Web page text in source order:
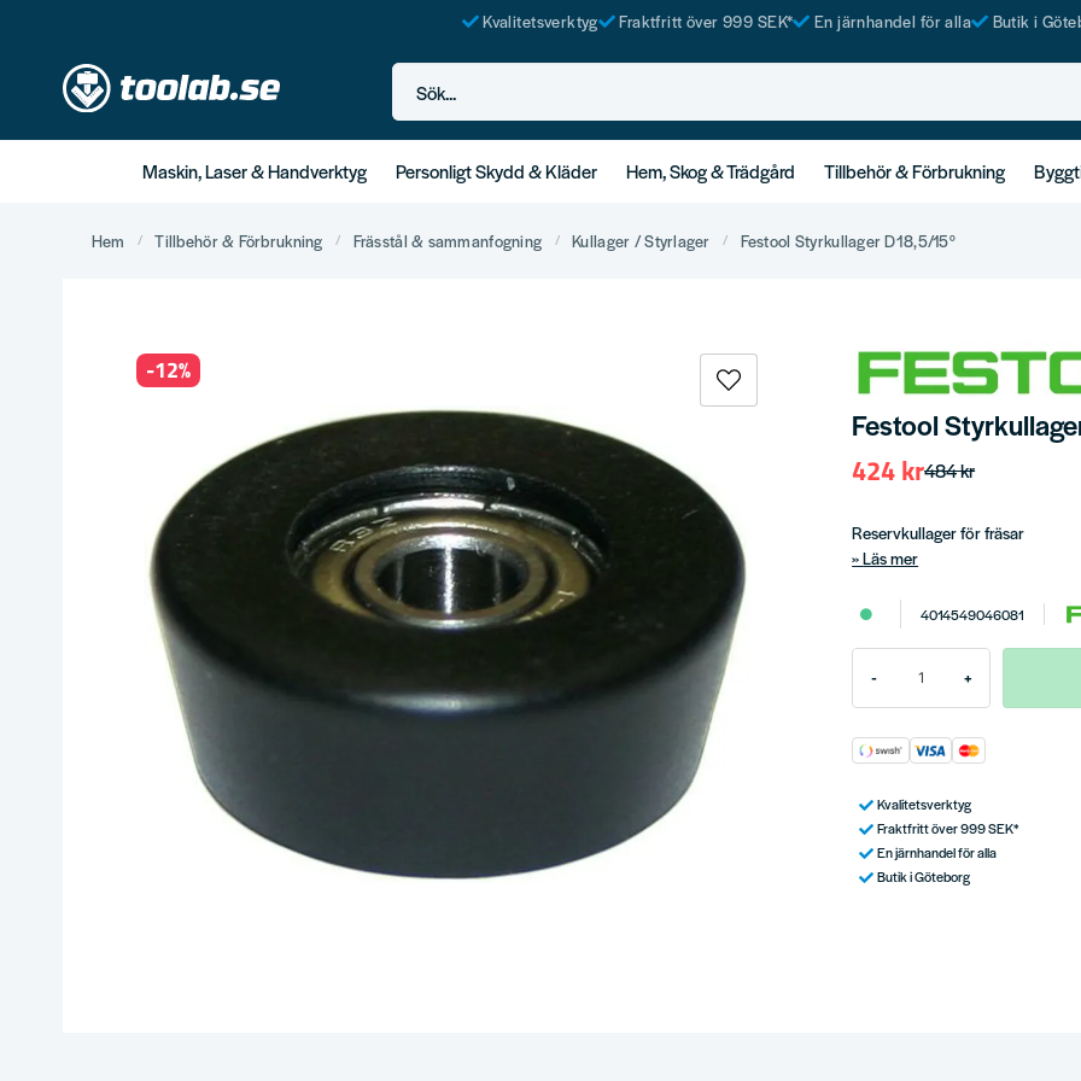
Kvalitetsverktyg Fraktfritt över 999 SEK* En järnhandel för alla Butik i
Sök...
Maskin, Laser & Handverktyg Personligt Skydd & Kläder Hem, Skog & Trädgård Tillbehör & Förbrukning
Hem Tillbehör & Förbrukning Frässtål & sammanfogning Kullager / Styrlager Festool Styrkullager D18,5/15°
-12%
Festool
484 kr
424 kr
Reservkullager för fräsar
Läs mer
4014549046081
- +
Kvalitetsverktyg
Fraktfritt över 999 SEK*
En järnhandel för alla
Butik i Göteborg